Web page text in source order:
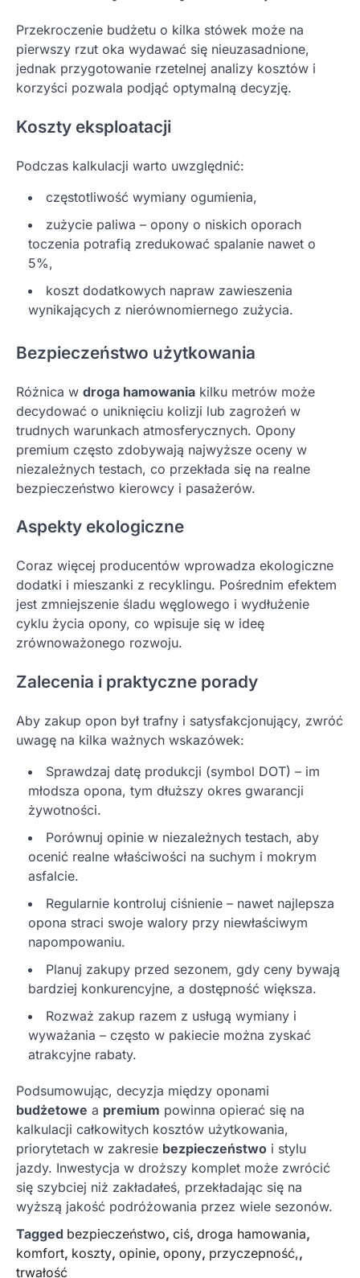
Przekroczenie budżetu o kilka stówek może na
pierwszy rzut oka wydawać się nieuzasadnione,
jednak przygotowanie rzetelnej analizy kosztów i
korzyści pozwala podjąć optymalną decyzję.
Koszty eksploatacji
Podczas kalkulacji warto uwzględnić:
częstotliwość wymiany ogumienia,
zużycie paliwa – opony o niskich oporach
toczenia potrafią zredukować spalanie nawet o
5%,
koszt dodatkowych napraw zawieszenia
wynikających z nierównomiernego zużycia.
Bezpieczeństwo użytkowania
Różnica w droga hamowania kilku metrów może
decydować o uniknięciu kolizji lub zagrożeń w
trudnych warunkach atmosferycznych. Opony
premium często zdobywają najwyższe oceny w
niezależnych testach, co przekłada się na realne
bezpieczeństwo kierowcy i pasażerów.
Aspekty ekologiczne
Coraz więcej producentów wprowadza ekologiczne
dodatki i mieszanki z recyklingu. Pośrednim efektem
jest zmniejszenie śladu węglowego i wydłużenie
cyklu życia opony, co wpisuje się w ideę
zrównoważonego rozwoju.
Zalecenia i praktyczne porady
Aby zakup opon był trafny i satysfakcjonujący, zwróć
uwagę na kilka ważnych wskazówek:
Sprawdzaj datę produkcji (symbol DOT) – im
młodsza opona, tym dłuższy okres gwarancji
żywotności.
Porównuj opinie w niezależnych testach, aby
ocenić realne właściwości na suchym i mokrym
asfalcie.
Regularnie kontroluj ciśnienie – nawet najlepsza
opona straci swoje walory przy niewłaściwym
napompowaniu.
Planuj zakupy przed sezonem, gdy ceny bywają
bardziej konkurencyjne, a dostępność większa.
Rozważ zakup razem z usługą wymiany i
wyważania – często w pakiecie można zyskać
atrakcyjne rabaty.
Podsumowując, decyzja między oponami
budżetowe a premium powinna opierać się na
kalkulacji całkowitych kosztów użytkowania,
priorytetach w zakresie bezpieczeństwo i stylu
jazdy. Inwestycja w droższy komplet może zwrócić
się szybciej niż zakładałeś, przekładając się na
wyższą jakość podróżowania przez wiele sezonów.
Tagged bezpieczeństwo, ciś, droga hamowania,
komfort, koszty, opinie, opony, przyczepność,,
trwałość